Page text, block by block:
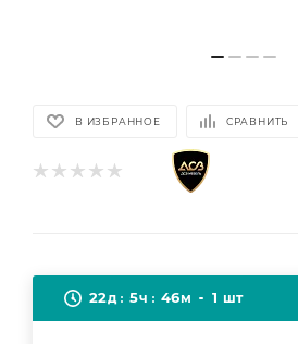
В ИЗБРАННОЕ СРАВНИТЬ
22д 5ч 46м 1 шт